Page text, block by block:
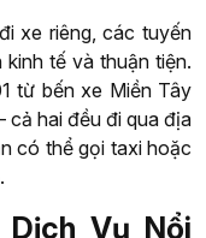
xe riêng, các tuyến
tế và thuận tiện.
từ bến xe Miền Tây
cả hai đều đi qua địa
có thể gọi taxi hoặc
Vụ Nổi